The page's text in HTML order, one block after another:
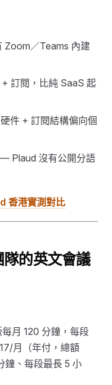
／Teams 內建
訂閱，比純 SaaS 起
件 + 訂閱結構偏向個
Plaud 沒有公開分語
香港實測對比
的英文會議
月 120 分鐘，每段
月（年付，總額
鐘、每段最長 5 小